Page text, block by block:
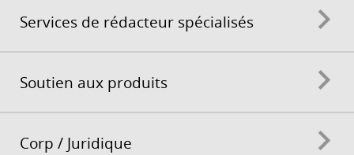
Services de rédacteur spécialisés
Soutien aux produits
Corp / Juridique